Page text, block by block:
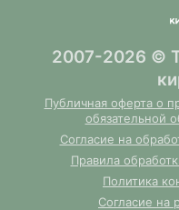
2007-2026 ©
Публичная оферта о
обязательной
Согласие на
Правила
Политика
Согласие на